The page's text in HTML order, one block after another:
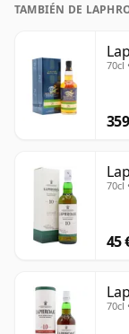
TAMBIÉN DE
70cl
70cl
45
70cl